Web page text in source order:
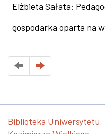
Elżbieta Sałata:
gospodarka oparta na
Biblioteka Uniwersytetu